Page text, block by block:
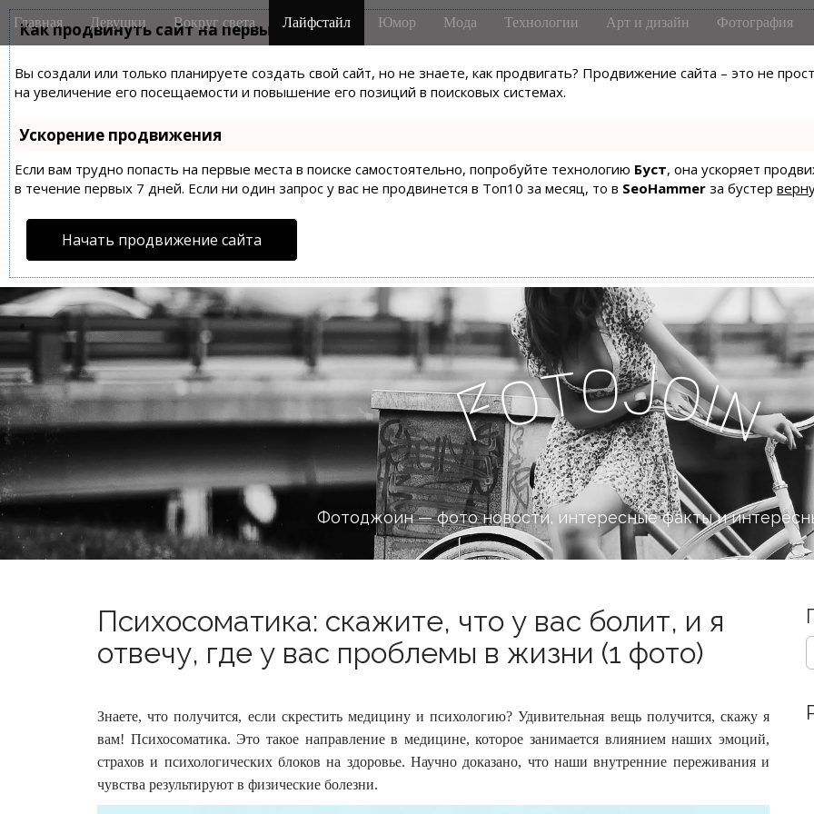
Как продвинуть сайт на первые места?
Вы создали или только планируете создать свой сайт, но не знаете, как продвигать? Продвижение сайта – это не
на увеличение его посещаемости и повышение его позиций в поисковых системах.
Ускорение продвижения
Если вам трудно попасть на первые места в поиске самостоятельно, попробуйте технологию Буст, она ускоряет
в течение первых 7 дней. Если ни один запрос у вас не продвинется в Топ10 за месяц, то в SeoHammer за бустер
Начать продвижение сайта
M
a
n
m
e
n
u
i
Главная Девушки Вокруг света Лайфстайл Юмор Мода Технологии Арт и дизайн Фотография
FotoJoi
n
Фотоджоин — фото новости, интересные факты и
Психосоматика: скажите, что у вас болит, и я
отвечу, где у вас проблемы в жизни (1 фото)
Знаете, что получится, если скрестить медицину и психологию? Удивительная вещь получится, скажу я
вам! Психосоматика. Это такое направление в медицине, которое занимается влиянием наших эмоций,
страхов и психологических блоков на здоровье. Научно доказано, что наши внутренние переживания и
чувства результируют в физические болезни.
S
e
c